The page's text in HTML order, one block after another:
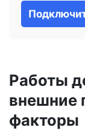
Работы
внешние
факторы